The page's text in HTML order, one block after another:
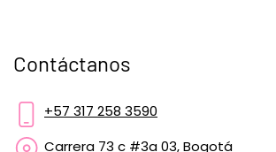
Contáctanos
+57 317 258 3590
Carrera 73 c #3a 03, Bogotá